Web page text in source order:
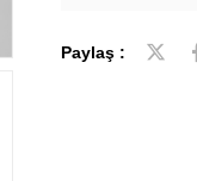
Paylaş :